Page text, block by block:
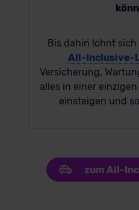
Bis dahin lohnt
All-Inclusive-
Versicherung,
alles in einer
einsteigen und
zum All-